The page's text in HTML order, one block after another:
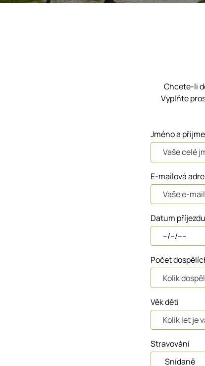
Chcete-li
Vyplňte
Jméno a
E-mailová
Datum příjezdu
Počet
Věk dětí
Stravování